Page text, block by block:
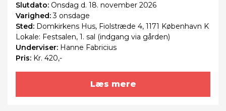
Slutdato: Onsdag d. 18. november 2026
Varighed:3 onsdage
Sted: Domkirkens Hus, Fiolstræde 4, 1171 København K
Lokale: Festsalen, 1. sal (indgang via gården)
Underviser: Hanne Fabricius
Pris: Kr. 420,-
Læs mere